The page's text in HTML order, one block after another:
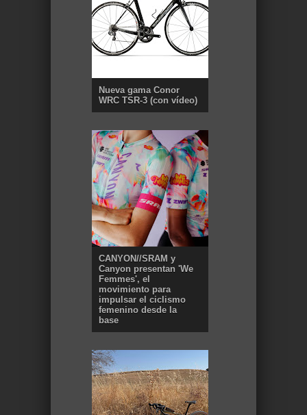
Nueva gama Conor
WRC TSR-3 (con vídeo)
CANYON//SRAM y
Canyon presentan 'We
Femmes', el
movimiento para
impulsar el ciclismo
femenino desde la
base